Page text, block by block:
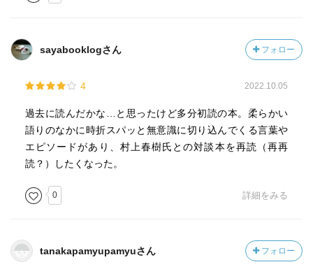
sayabooklogさん フォロー
4 2022.10.05
過去に読んだかな…と思ったけど多分初読の本。柔らかい
語りのなかに時折スパッと無意識に切り込んでくる言葉や
エピソードがあり、村上春樹氏との対談本を再読（再再
読？）したくなった。
0 詳細をみる
tanakapamyupamyuさん フォロー